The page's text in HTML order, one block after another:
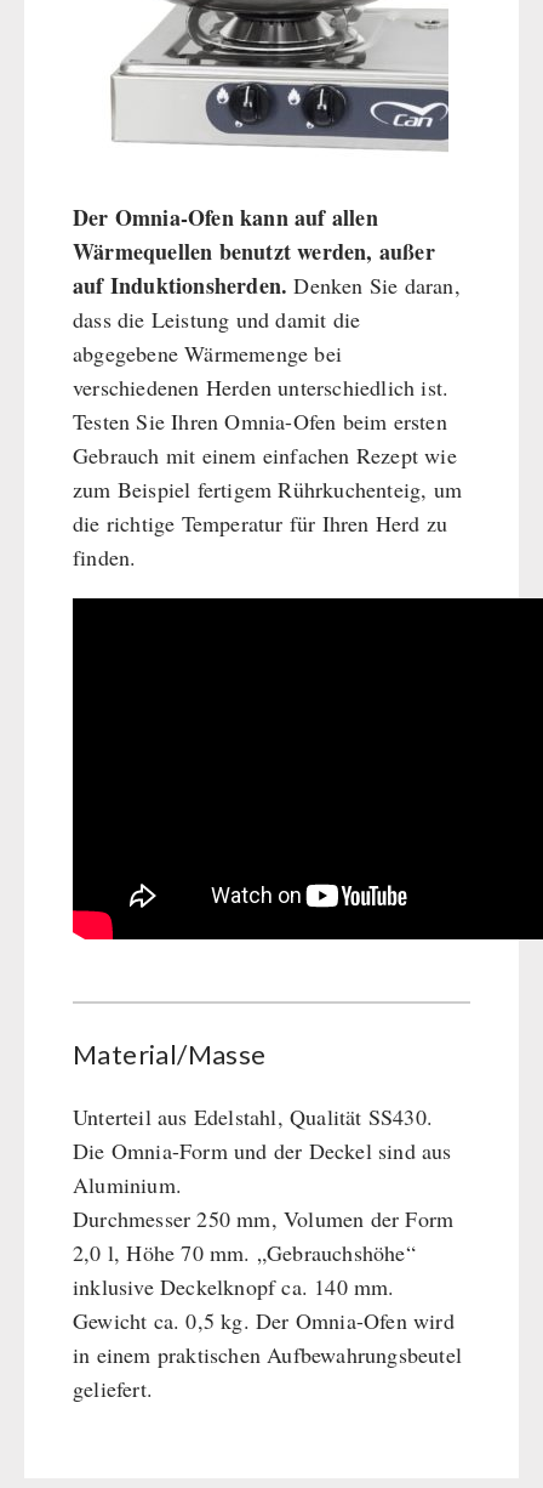
Der Omnia-Ofen kann auf allen
Wärmequellen benutzt werden, außer
auf Induktionsherden. Denken Sie daran,
dass die Leistung und damit die
abgegebene Wärmemenge bei
verschiedenen Herden unterschiedlich ist.
Testen Sie Ihren Omnia-Ofen beim ersten
Gebrauch mit einem einfachen Rezept wie
zum Beispiel fertigem Rührkuchenteig, um
die richtige Temperatur für Ihren Herd zu
finden.
Material/Masse
Unterteil aus Edelstahl, Qualität SS430.
Die Omnia-Form und der Deckel sind aus
Aluminium.
Durchmesser 250 mm, Volumen der Form
2,0 l, Höhe 70 mm. „Gebrauchshöhe“
inklusive Deckelknopf ca. 140 mm.
Gewicht ca. 0,5 kg. Der Omnia-Ofen wird
in einem praktischen Aufbewahrungsbeutel
geliefert.